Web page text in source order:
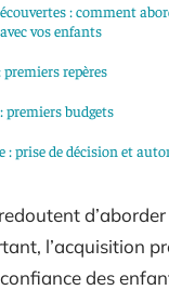
: comment
vos enfants
repères
premiers budgets
: prise de décision et
l’acquisition
des